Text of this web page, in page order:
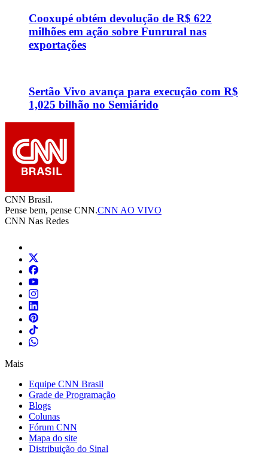
Cooxupé obtém devolução de R$ 622
milhões em ação sobre Funrural nas
exportações
Sertão Vivo avança para execução com R$
1,025 bilhão no Semiárido
CNN Brasil.
Pense bem, pense CNN.CNN AO VIVO
CNN Nas Redes
Mais
Equipe CNN Brasil
Grade de Programação
Blogs
Colunas
Fórum CNN
Mapa do site
Distribuição do Sinal